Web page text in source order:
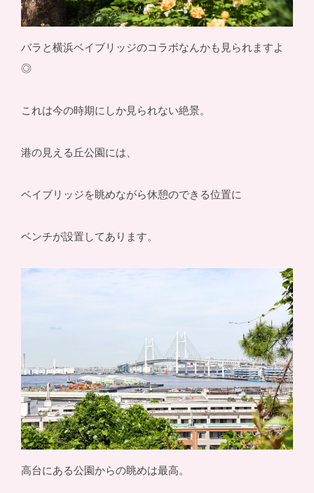
バラと横浜ベイブリッジのコラボなんかも見られますよ
◎
これは今の時期にしか見られない絶景。
港の見える丘公園には、
ベイブリッジを眺めながら休憩のできる位置に
ベンチが設置してあります。
高台にある公園からの眺めは最高。